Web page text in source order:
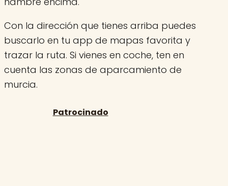
Con la dirección que tienes arriba puedes
buscarlo en tu app de mapas favorita y
trazar la ruta. Si vienes en coche, ten en
cuenta las zonas de aparcamiento de
murcia.